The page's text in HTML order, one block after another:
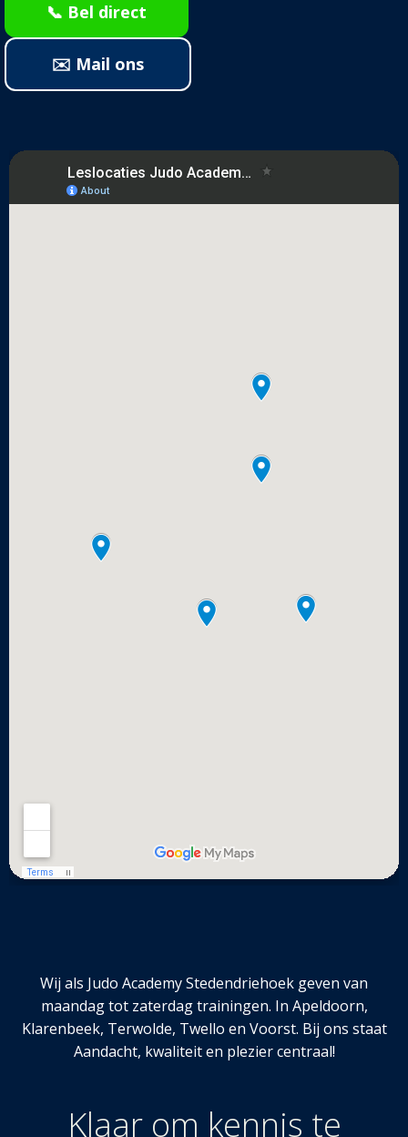
📞 Bel direct
✉️ Mail ons
Wij als Judo Academy Stedendriehoek geven van
maandag tot zaterdag trainingen. In Apeldoorn,
Klarenbeek, Terwolde, Twello en Voorst. Bij ons staat
Aandacht, kwaliteit en plezier centraal!
Klaar om kennis te